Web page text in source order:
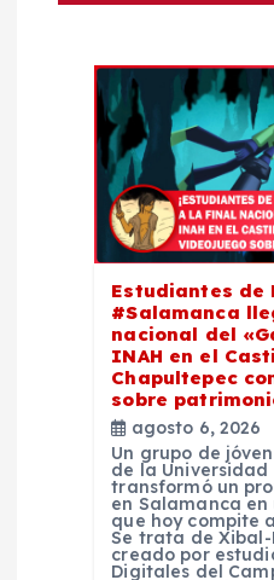
Estudiantes de
#Salamanca
nacional del
INAH en el
Chapultepec
sobre
agosto 6, 2026
Un grupo de
de la
transformó un
en Salamanca
que hoy compite
Se trata de
creado por
Digitales del